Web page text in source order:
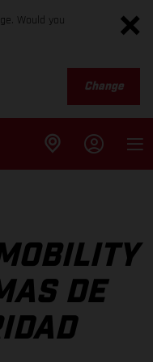
Would you
Change
DE